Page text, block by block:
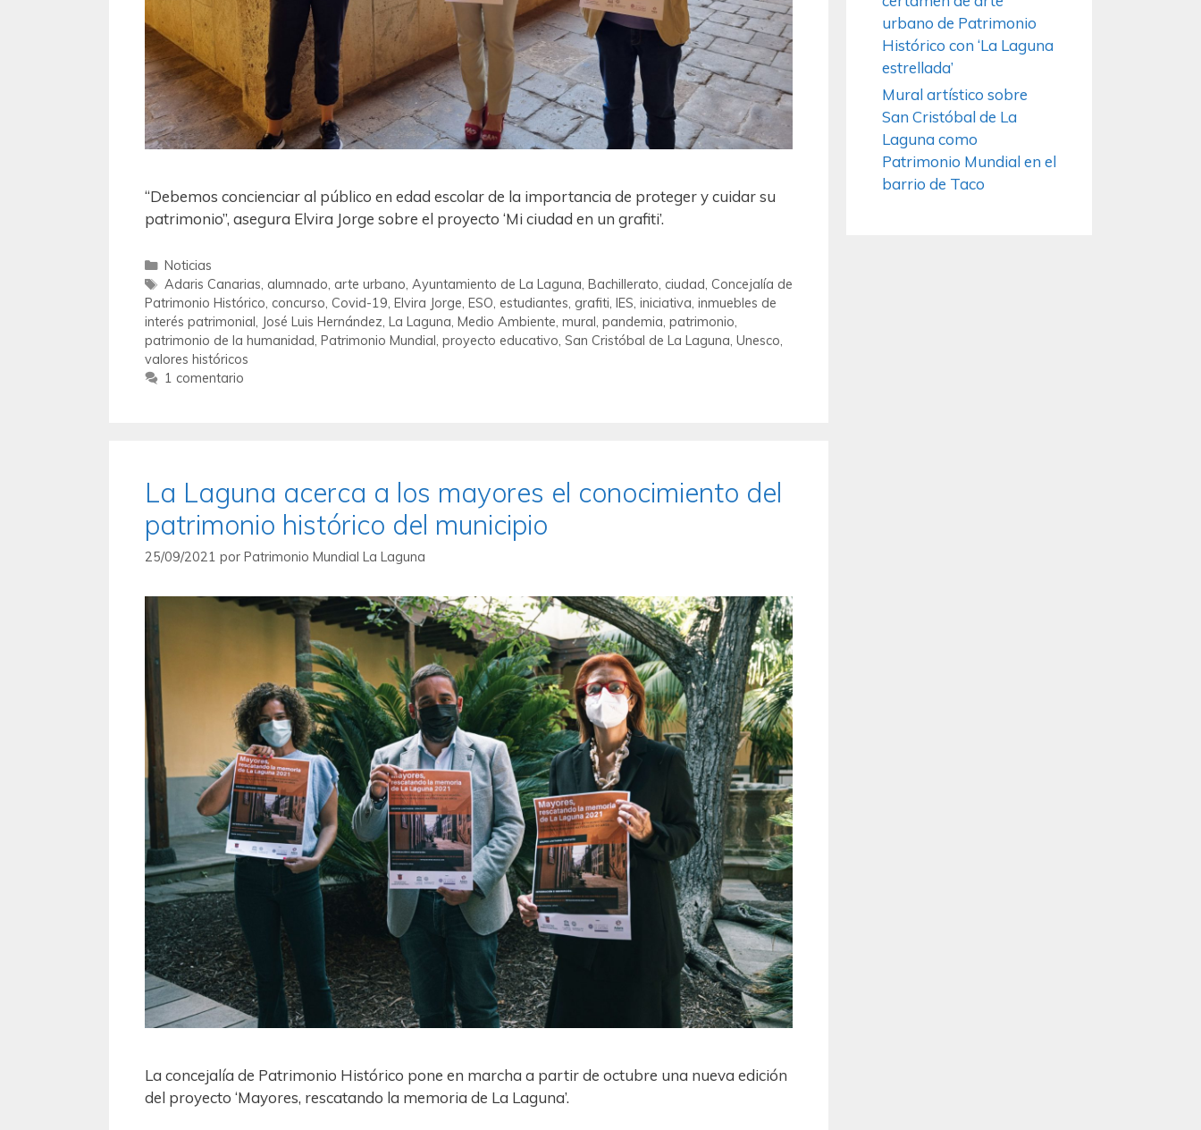
“Debemos concienciar al público en edad escolar de la importancia de proteger y cuidar su
patrimonio”, asegura Elvira Jorge sobre el proyecto ‘Mi ciudad en un grafiti’.
Noticias
Adaris Canarias, alumnado, arte urbano, Ayuntamiento de La Laguna, Bachillerato, ciudad, Concejalía de
Patrimonio Histórico, concurso, Covid-19, Elvira Jorge, ESO, estudiantes, grafiti, IES, iniciativa, inmuebles de
interés patrimonial, José Luis Hernández, La Laguna, Medio Ambiente, mural, pandemia, patrimonio,
patrimonio de la humanidad, Patrimonio Mundial, proyecto educativo, San Cristóbal de La Laguna, Unesco,
valores históricos
1 comentario
La Laguna acerca a los mayores el conocimiento del
patrimonio histórico del municipio
25/09/2021 por Patrimonio Mundial La Laguna
La concejalía de Patrimonio Histórico pone en marcha a partir de octubre una nueva edición
del proyecto ‘Mayores, rescatando la memoria de La Laguna’.
urbano de Patrimonio
Histórico con ‘La Laguna
estrellada’
Mural artístico sobre
San Cristóbal de La
Laguna como
Patrimonio Mundial en el
barrio de Taco